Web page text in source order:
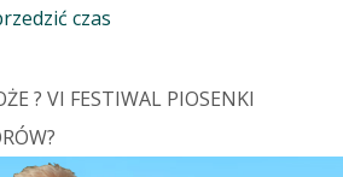
czas
? VI FESTIWAL PIOSENKI